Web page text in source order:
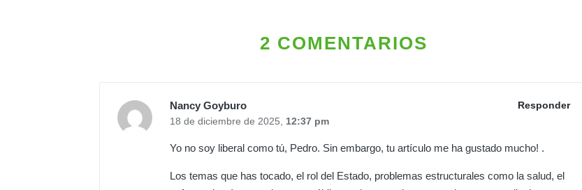
2 COMENTARIOS
Nancy Goyburo
Responder
18 de diciembre de 2025, 12:37 pm
Yo no soy liberal como tú, Pedro. Sin embargo, tu artículo me ha gustado mucho! .
Los temas que has tocado, el rol del Estado, problemas estructurales como la salud, el